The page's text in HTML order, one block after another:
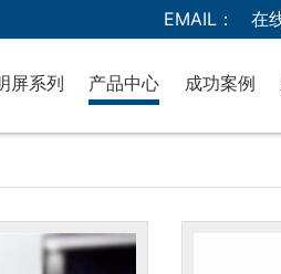
EMAIL： 在
屏系列
网格透明屏
LED晶膜屏
产品中心
室外LED显示屏
透明屏系列
成功案例